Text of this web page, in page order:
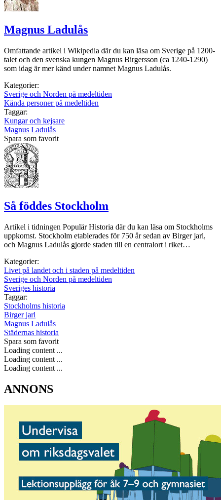
Magnus Ladulås
Omfattande artikel i Wikipedia där du kan läsa om Sverige på 1200-
talet och den svenska kungen Magnus Birgersson (ca 1240-1290)
som idag är mer känd under namnet Magnus Ladulås.
Kategorier:
Sverige och Norden på medeltiden
Kända personer på medeltiden
Taggar:
Kungar och kejsare
Magnus Ladulås
Spara som favorit
Så föddes Stockholm
Artikel i tidningen Populär Historia där du kan läsa om Stockholms
uppkomst. Stockholm etablerades för 750 år sedan av Birger jarl,
och Magnus Ladulås gjorde staden till en centralort i riket…
Kategorier:
Livet på landet och i staden på medeltiden
Sverige och Norden på medeltiden
Sveriges historia
Taggar:
Stockholms historia
Birger jarl
Magnus Ladulås
Städernas historia
Spara som favorit
Loading content ...
Loading content ...
Loading content ...
ANNONS